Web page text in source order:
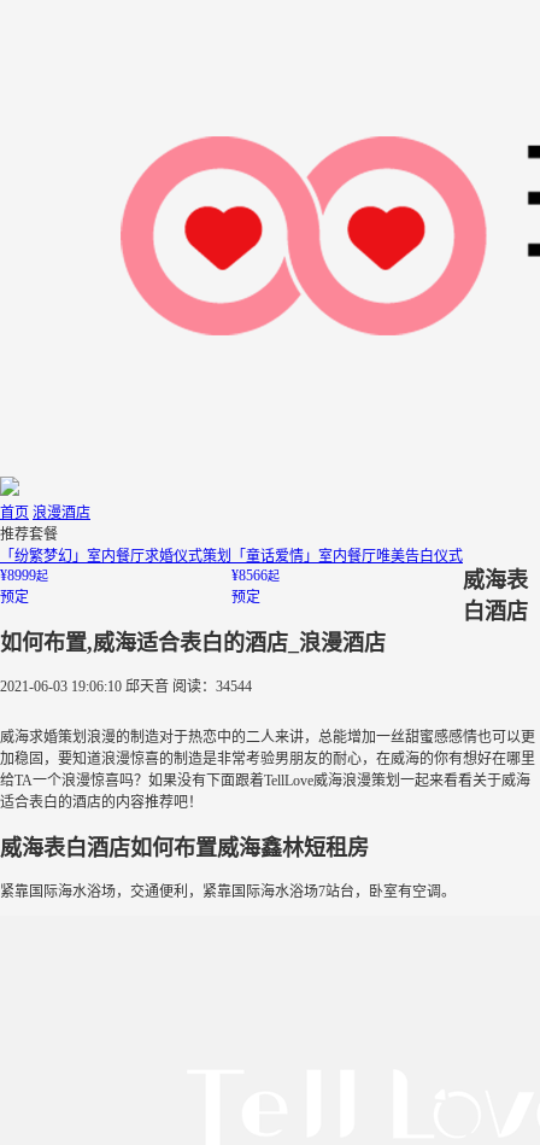
首页 浪漫酒店
推荐套餐
「纷繁梦幻」室内餐厅求婚仪式策划
¥8999起
预定
「童话爱情」室内餐厅唯美告白仪式
¥8566起
预定
威海表
白酒店
如何布置,威海适合表白的酒店_浪漫酒店
2021-06-03 19:06:10 邱天音 阅读：34544
威海求婚策划浪漫的制造对于热恋中的二人来讲，总能增加一丝甜蜜感感情也可以更
加稳固，要知道浪漫惊喜的制造是非常考验男朋友的耐心，在威海的你有想好在哪里
给TA一个浪漫惊喜吗？如果没有下面跟着TellLove威海浪漫策划一起来看看关于威海
适合表白的酒店的内容推荐吧！
威海表白酒店如何布置威海鑫林短租房
紧靠国际海水浴场，交通便利，紧靠国际海水浴场7站台，卧室有空调。